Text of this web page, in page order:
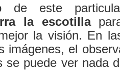
de este
la escotilla
la visión. En
imágenes, el
se puede ver nada